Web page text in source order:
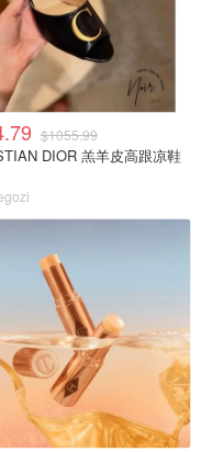
$1055.99
DIOR 羔羊皮高跟凉鞋